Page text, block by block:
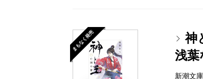
まもなく発売
神
浅葉
新潮文